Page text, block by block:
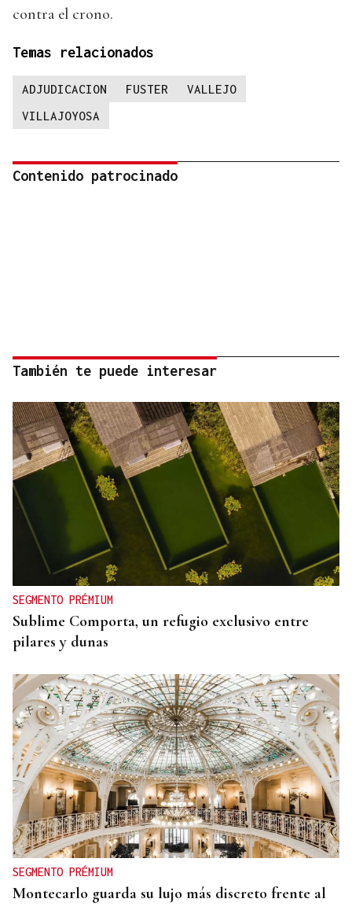
contra el crono.
Temas relacionados
ADJUDICACION FUSTER
VALLEJO
VILLAJOYOSA
Contenido patrocinado
También te puede interesar
SEGMENTO PRÉMIUM
Sublime Comporta, un refugio exclusivo entre
pilares y dunas
SEGMENTO PRÉMIUM
Montecarlo guarda su lujo más discreto frente al